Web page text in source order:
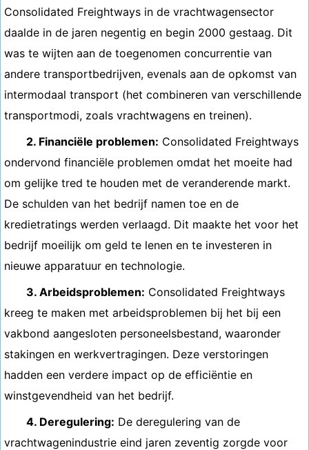
Consolidated Freightways in de vrachtwagensector
daalde in de jaren negentig en begin 2000 gestaag. Dit
was te wijten aan de toegenomen concurrentie van
andere transportbedrijven, evenals aan de opkomst van
intermodaal transport (het combineren van verschillende
transportmodi, zoals vrachtwagens en treinen).
2. Financiële problemen: Consolidated Freightways
ondervond financiële problemen omdat het moeite had
om gelijke tred te houden met de veranderende markt.
De schulden van het bedrijf namen toe en de
kredietratings werden verlaagd. Dit maakte het voor het
bedrijf moeilijk om geld te lenen en te investeren in
nieuwe apparatuur en technologie.
3. Arbeidsproblemen: Consolidated Freightways
kreeg te maken met arbeidsproblemen bij het bij een
vakbond aangesloten personeelsbestand, waaronder
stakingen en werkvertragingen. Deze verstoringen
hadden een verdere impact op de efficiëntie en
winstgevendheid van het bedrijf.
4. Deregulering: De deregulering van de
vrachtwagenindustrie eind jaren zeventig zorgde voor